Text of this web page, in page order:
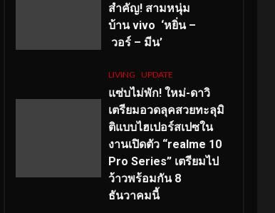
สำคัญ! สามหนุ่ม
บ้าน vivo ‘หยิ่น –
วอร์ – มีน’
LIVING UPDATE
แซ่บไม่พัก! ใหม่-ดาวิ
เตรียมอวดลุคสวยทะลุมิ
ติแบบไฮเปอร์สเปซใน
งานเปิดตัว “realme 10
Pro Series” เตรียมไป
ว้าวพร้อมกัน 8
ธันวาคมนี้